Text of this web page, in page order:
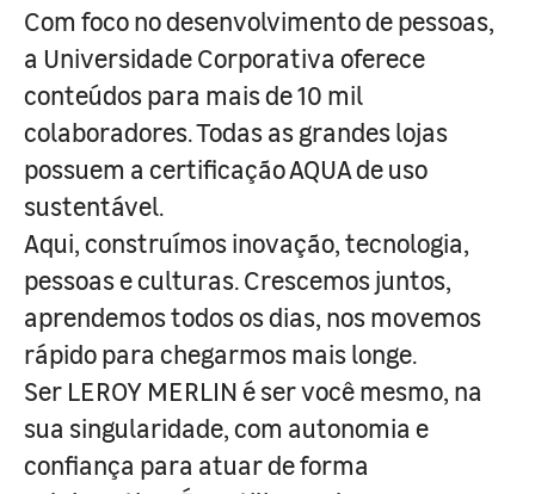
Com foco no desenvolvimento de pessoas,
a Universidade Corporativa oferece
conteúdos para mais de 10 mil
colaboradores. Todas as grandes lojas
possuem a certificação AQUA de uso
sustentável.
Aqui, construímos inovação, tecnologia,
pessoas e culturas. Crescemos juntos,
aprendemos todos os dias, nos movemos
rápido para chegarmos mais longe.
Ser LEROY MERLIN é ser você mesmo, na
sua singularidade, com autonomia e
confiança para atuar de forma